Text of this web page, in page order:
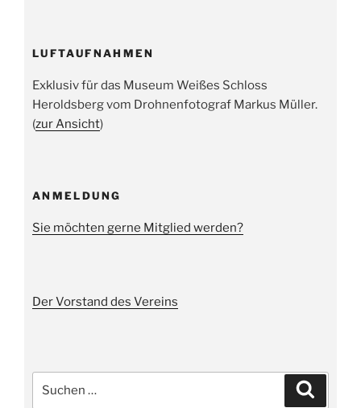
LUFTAUFNAHMEN
Exklusiv für das Museum Weißes Schloss
Heroldsberg vom Drohnenfotograf Markus Müller.
(zur Ansicht)
ANMELDUNG
Sie möchten gerne Mitglied werden?
Der Vorstand des Vereins
nach: